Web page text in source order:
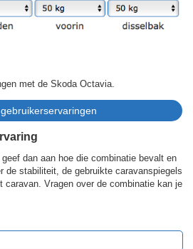
met de Skoda Octavia.
dan aan hoe die combinatie bevalt en
de stabiliteit, de gebruikte caravanspiegels
caravan. Vragen over de combinatie kan je